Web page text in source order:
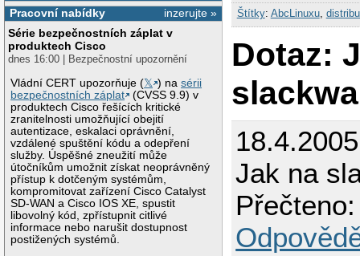
inzerujte »
Pracovní nabídky
Série bezpečnostních záplat v
produktech Cisco
dnes 16:00 | Bezpečnostní upozornění
Vládní CERT upozorňuje (𝕏 ) nasérii
bezpečnostních záplat
(CVSS 9.9) v
produktech Cisco řešících kritické
zranitelnosti umožňující obejití
autentizace, eskalaci oprávnění,
vzdálené spuštění kódu a odepření
služby. Úspěšné zneužití může
útočníkům umožnit získat neoprávněný
přístup k dotčeným systémům,
kompromitovat zařízení Cisco Catalyst
SD-WAN a Cisco IOS XE, spustit
libovolný kód, zpřístupnit citlivé
informace nebo narušit dostupnost
postižených systémů.
Štítky: AbcLinuxu,
Dotaz:
Jak na